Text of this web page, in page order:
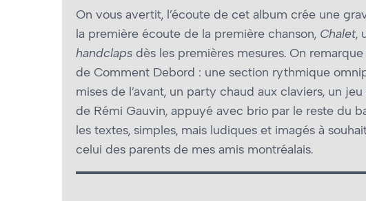
On vous avertit, l’écoute de cet album crée une
la première écoute de la première chanson, Chalet,
handclaps dès les premières mesures. On
de Comment Debord : une section rythmique
mises de l’avant, un party chaud aux claviers, un
de Rémi Gauvin, appuyé avec brio par le reste du
les textes, simples, mais ludiques et imagés à
celui des parents de mes amis montréalais.